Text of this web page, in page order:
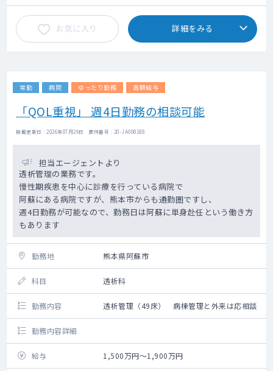
お気に入り 詳細をみる
常勤 病院 ゆったり勤務 高額給与
「QOL重視」 週4日勤務の相談可能
掲載更新日 : 2026年07月29日 案件番号 : 20-JA008188
担当エージェントより
透析管理の業務です。
慢性期疾患を中心に診療を行っている病院で
阿蘇にある病院ですが、熊本市からも通勤圏ですし、
週4日勤務が可能なので、勤務日は阿蘇に単身赴任という働き方
もあります
勤務地 熊本県阿蘇市
科目 透析科
勤務内容 透析管理（49床） 病棟管理と外来は応相談
勤務内容詳細
給与 1,500万円～1,900万円